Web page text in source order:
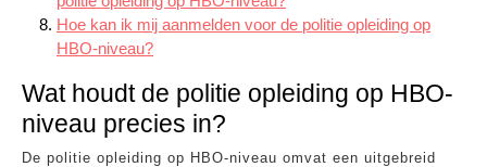
Hoe kan ik mij aanmelden voor de politie opleiding op
HBO-niveau?
Wat houdt de politie opleiding op HBO-
niveau precies in?
De politie opleiding op HBO-niveau omvat een uitgebreid